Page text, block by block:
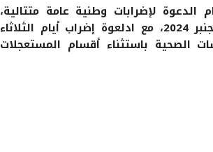
لإضرابات وطنية عامة متتالية،
استهلتها بإضراب وطني يومي الثلاثاء والأربعاء 17 و 18 دجنبر 2024، مع ادلعوة إضراب أيام الثلاثاء
و 26 دجنبر 2024 بكل المؤسسات الصحية باستثناء أقسام المستعجلات